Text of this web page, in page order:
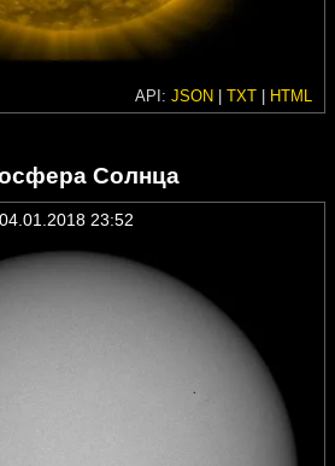
API: JSON | TXT | HTML
Солнца
04.01.2018 23:52